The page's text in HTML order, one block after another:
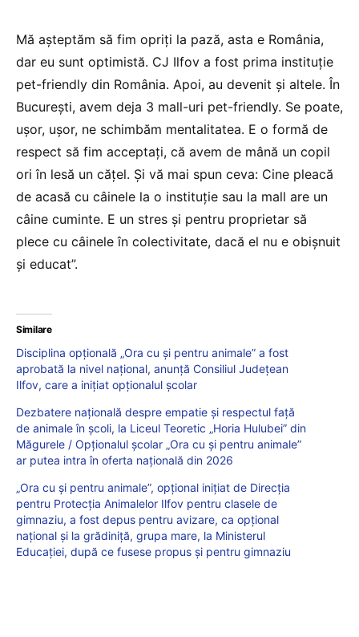
Mă așteptăm să fim opriți la pază, asta e România,
dar eu sunt optimistă. CJ Ilfov a fost prima instituție
pet-friendly din România. Apoi, au devenit și altele. În
București, avem deja 3 mall-uri pet-friendly. Se poate,
ușor, ușor, ne schimbăm mentalitatea. E o formă de
respect să fim acceptați, că avem de mână un copil
ori în lesă un cățel. Și vă mai spun ceva: Cine pleacă
de acasă cu câinele la o instituție sau la mall are un
câine cuminte. E un stres și pentru proprietar să
plece cu câinele în colectivitate, dacă el nu e obișnuit
și educat”.
Similare
Disciplina opțională „Ora cu și pentru animale” a fost
aprobată la nivel național, anunță Consiliul Județean
Ilfov, care a inițiat opționalul școlar
Dezbatere națională despre empatie și respectul față
de animale în școli, la Liceul Teoretic „Horia Hulubei” din
Măgurele / Opționalul școlar „Ora cu și pentru animale”
ar putea intra în oferta națională din 2026
„Ora cu și pentru animale”, opțional inițiat de Direcția
pentru Protecția Animalelor Ilfov pentru clasele de
gimnaziu, a fost depus pentru avizare, ca opțional
național și la grădiniță, grupa mare, la Ministerul
Educației, după ce fusese propus și pentru gimnaziu